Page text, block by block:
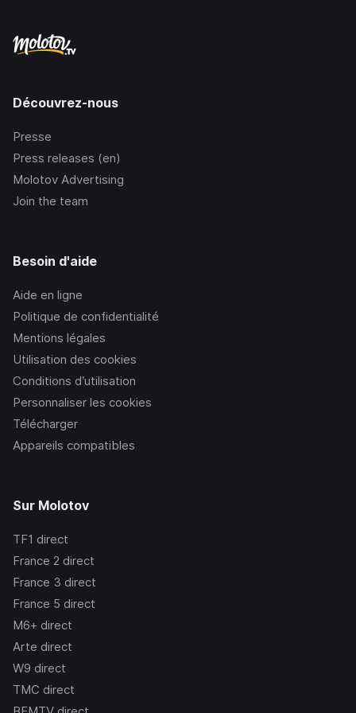
Découvrez-nous
Presse
Press releases (en)
Molotov Advertising
Join the team
Besoin d'aide
Aide en ligne
Politique de confidentialité
Mentions légales
Utilisation des cookies
Conditions d’utilisation
Personnaliser les cookies
Télécharger
Appareils compatibles
Sur Molotov
TF1 direct
France 2 direct
France 3 direct
France 5 direct
M6+ direct
Arte direct
W9 direct
TMC direct